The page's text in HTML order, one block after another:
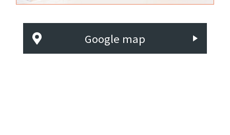
Google map